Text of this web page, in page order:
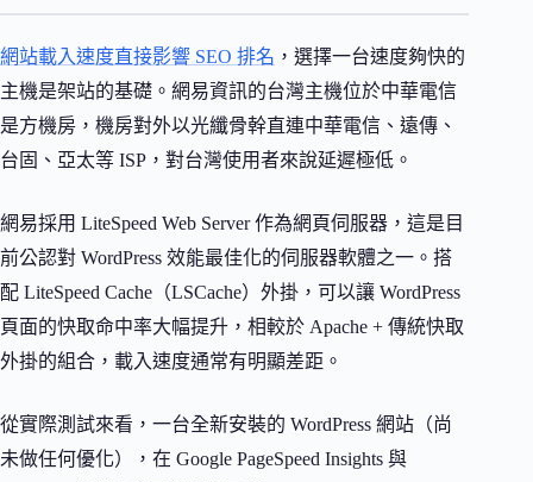
網站載入速度直接影響 SEO 排名 ，選擇一台速度夠快的
主機是架站的基礎。網易資訊的台灣主機位於中華電信
是方機房，機房對外以光纖骨幹直連中華電信、遠傳、
台固、亞太等 ISP，對台灣使用者來說延遲極低。
網易採用 LiteSpeed Web Server 作為網頁伺服器，這是目
前公認對 WordPress 效能最佳化的伺服器軟體之一。搭
配 LiteSpeed Cache（LSCache）外掛，可以讓 WordPress
頁面的快取命中率大幅提升，相較於 Apache + 傳統快取
外掛的組合，載入速度通常有明顯差距。
從實際測試來看，一台全新安裝的 WordPress 網站（尚
未做任何優化），在 Google PageSpeed Insights 與